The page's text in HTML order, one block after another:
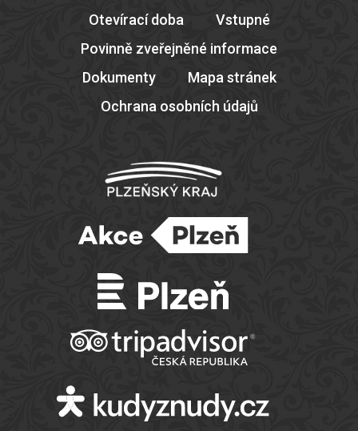
Otevírací doba
Vstupné
Povinně zveřejněné informace
Dokumenty
Mapa stránek
Ochrana osobních údajů